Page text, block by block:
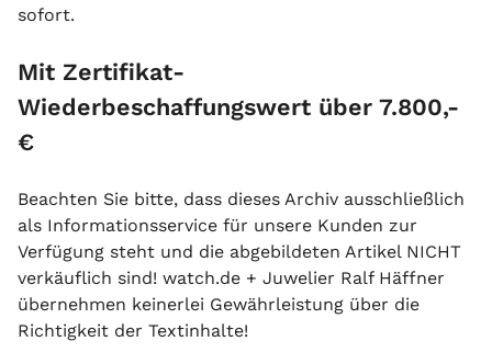
sofort.
Mit Zertifikat-
Wiederbeschaffungswert über 7.800,-
€
Beachten Sie bitte, dass dieses Archiv ausschließlich
als Informationsservice für unsere Kunden zur
Verfügung steht und die abgebildeten Artikel NICHT
verkäuflich sind! watch.de + Juwelier Ralf Häffner
übernehmen keinerlei Gewährleistung über die
Richtigkeit der Textinhalte!